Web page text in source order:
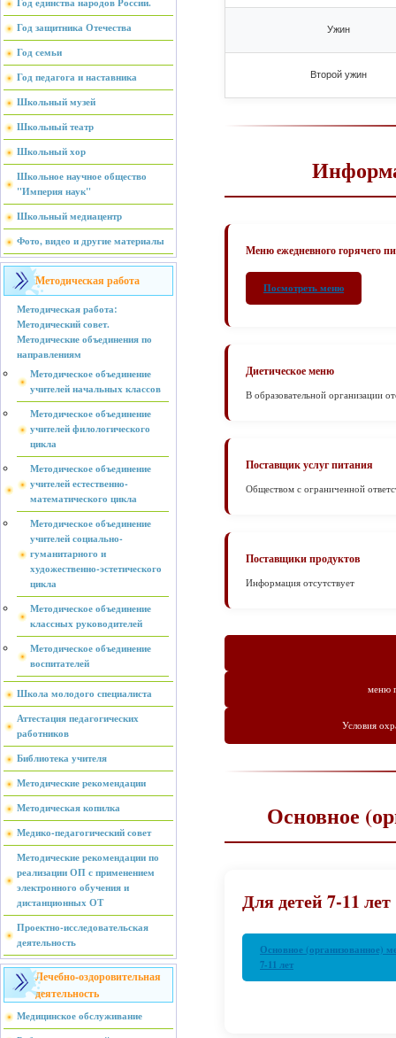
Год защитника Отечества
Год семьи
Год педагога и наставника
Школьный музей
Школьный театр
Школьный хор
Школьное научное общество
"Империя наук"
Школьный медиацентр
Фото, видео и другие материалы
Методическая работа
Методическая работа:
Методический совет.
Методические объединения по
направлениям
Методическое объединение
учителей начальных классов
Методическое объединение
учителей филологического
цикла
Методическое объединение
учителей естественно-
математического цикла
Методическое объединение
учителей социально-
гуманитарного и
художественно-эстетического
цикла
Методическое объединение
классных руководителей
Методическое объединение
воспитателей
Школа молодого специалиста
Аттестация педагогических
работников
Библиотека учителя
Методические рекомендации
Методическая копилка
Медико-педагогический совет
Методические рекомендации по
реализации ОП с применением
электронного обучения и
дистанционных ОТ
Проектно-исследовательская
деятельность
Лечебно-оздоровительная
деятельность
Медицинское обслуживание
Ужин
Второй ужин
Меню ежедневного горячего
Посмотреть меню
Диетическое меню
В образовательной организации
Поставщик услуг питания
Обществом с ограниченной
Поставщики продуктов
Информация отсутствует
меню
Условия
Основное
Для детей 7-11 лет
Основное (организованное)
7-11 лет